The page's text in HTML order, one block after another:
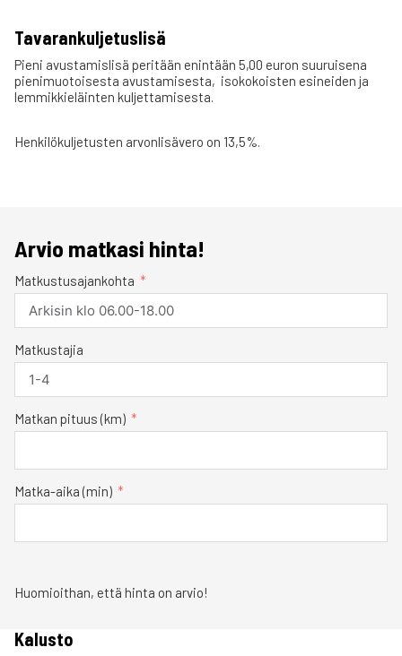
Tavarankuljetuslisä
Pieni avustamislisä peritään enintään 5,00 euron suuruisena
pienimuotoisesta avustamisesta, isokokoisten esineiden ja
lemmikkieläinten kuljettamisesta.
Henkilökuljetusten arvonlisävero on 13,5%.
Arvio matkasi hinta!
Matkustusajankohta
Matkustajia
Matkan pituus (km)
Matka-aika (min)
Huomioithan, että hinta on arvio!
Kalusto